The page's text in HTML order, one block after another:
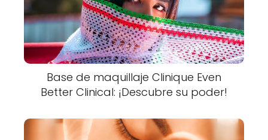
Base de maquillaje Clinique Even
Better Clinical: ¡Descubre su poder!